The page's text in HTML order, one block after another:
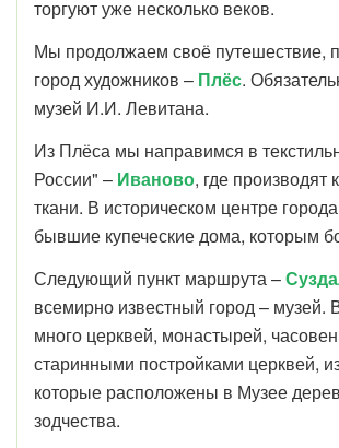
торгуют уже несколько веков.
Мы продолжаем своё путешествие,
город художников – Плёс.
музей И.И. Левитана.
Из Плёса мы направимся в
России" – Иваново, где производят
ткани. В историческом центре
бывшие купеческие дома, которым
Следующий пункт маршрута –
всемирно известный город – музей.
много церквей, монастырей,
старинными постройками церквей,
которые расположены в Музее
зодчества.